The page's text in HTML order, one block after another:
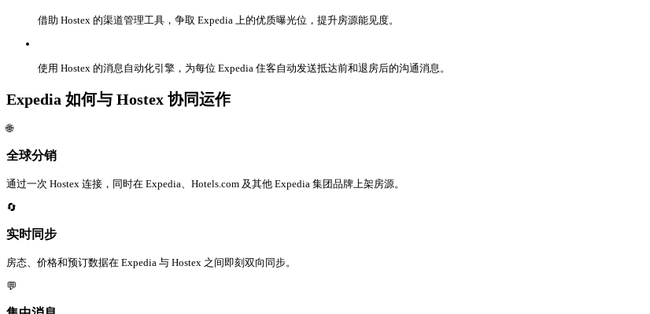
借助 Hostex 的渠道管理工具，争取 Expedia 上的优质曝光位，提升房源能见度。
使用 Hostex 的消息自动化引擎，为每位 Expedia 住客自动发送抵达前和退房后的沟通消息。
Expedia 如何与 Hostex 协同运作
🌐
全球分销
通过一次 Hostex 连接，同时在 Expedia、Hotels.com 及其他 Expedia 集团品牌上架房源。
🔄
实时同步
房态、价格和预订数据在 Expedia 与 Hostex 之间即刻双向同步。
💬